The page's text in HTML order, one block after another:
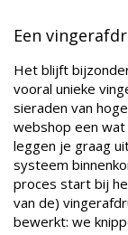
Een
Het blijft
vooral unieke
sieraden van
webshop een
leggen je graag
systeem
proces start bij
van de)
bewerkt: we